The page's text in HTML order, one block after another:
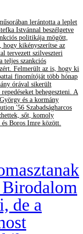
lerántotta a leplet
Istvánnal beszélgetve
politikája mögött,
kikényszerítse az
tervezett szilveszteri
teljes szankciós
Felmerült az is, hogy ki
finomítóját több hónap
órával sikerült
behegeszteni. A
és a kormány
'56 Szabadságharcos
sőt, komoly
Boros Imre között.
de a